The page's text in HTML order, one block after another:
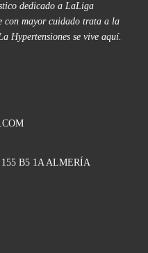
dedicado a LaLiga
con mayor cuidado trata a la
Hypertensiones se vive aquí.
B5 1A ALMERÍA